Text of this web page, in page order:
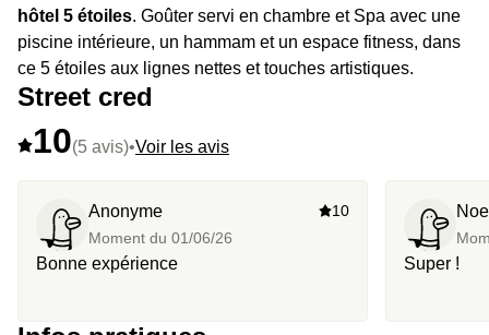
hôtel 5 étoiles. Goûter servi en chambre et Spa avec une
piscine intérieure, un hammam et un espace fitness, dans
ce 5 étoiles aux lignes nettes et touches artistiques.
Street cred
10(5 avis)•Voir les avis
Anonyme
Moment du 01/06/26
10
Bonne expérience Super !